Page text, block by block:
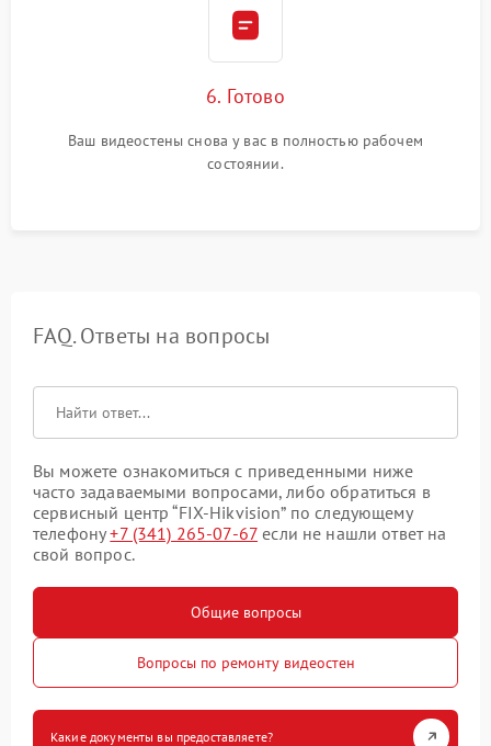
6. Готово
Ваш видеостены снова у вас в полностью рабочем
состоянии.
FAQ. Ответы на вопросы
Вы можете ознакомиться с приведенными ниже
часто задаваемыми вопросами, либо обратиться в
сервисный центр “FIX-Hikvision” по следующему
телефону+7 (341) 265-07-67 если не нашли ответ на
свой вопрос.
Общие вопросы
Вопросы по ремонту видеостен
Какие документы вы предоставляете?